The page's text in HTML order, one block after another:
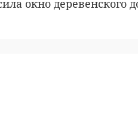
окно деревенского